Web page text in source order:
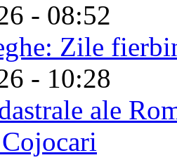
- 08:52
Zile
- 10:28
ale